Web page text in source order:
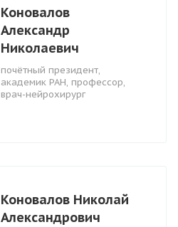
Коновалов
Александр
Николаевич
почётный президент,
академик РАН, профессор,
врач-нейрохирург
Коновалов Николай
Александрович